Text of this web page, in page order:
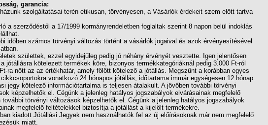
garancia:
szolgáltatásai terén etikusan, törvényesen, a Vásárlók érdekeit szem előtt tartva
a szerződéstől a 17/1999 kormányrendeletben foglaltak szerint 8 napon belül indoklás
időben számos törvényi változás történt a vásárlók jogaival és azok érvényesítésével
születtek, ezzel egyidejűleg pedig jó néhány érvényét vesztette. Igen jelentősen
jótállásra kötelezett termékek köre, bizonyos termékkategóriáknál pedig 3.000 Ft-ról
ra nőtt az az értékhatár, amely fölött kötelező a jótállás. Megszűnt a korábban egyes
vonatkozó 24 hónapos jótállás; időtartama immár egységesen 12 hónap.
jegy kötelező információtartalma is teljesen átalakult. A jövőben további törvényi
képzelhetők el. Cégünk a jelenleg hatályos jogszabályok elvárásainak megfelelő
további törvényi változások képzelhetők el. Cégünk a jelenleg hatályos jogszabályok
megfelelő feltételekkel biztosítja a jótállást a kijelölt termékekre.
kiadott Jótállási Jegyek nem használhatók fel az új előírásoknak már nem megfelelő
miatt.